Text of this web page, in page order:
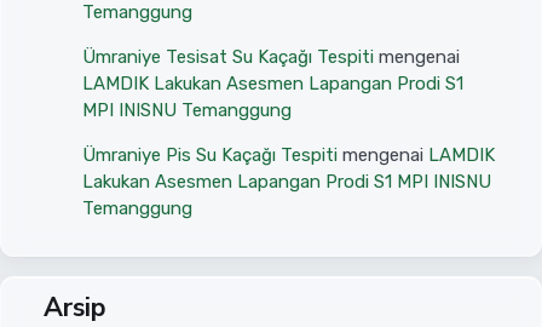
Temanggung
Ümraniye Tesisat Su Kaçağı Tespiti mengenai
LAMDIK Lakukan Asesmen Lapangan Prodi S1
MPI INISNU Temanggung
Ümraniye Pis Su Kaçağı Tespiti mengenai LAMDIK
Lakukan Asesmen Lapangan Prodi S1 MPI INISNU
Temanggung
Arsip